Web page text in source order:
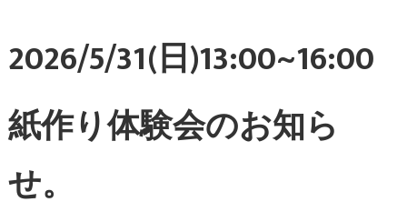
2026/5/31(日)13:00~16:00
紙作り体験会のお知ら
せ。